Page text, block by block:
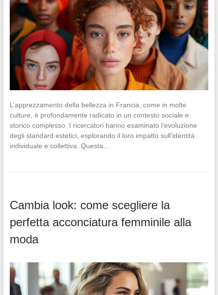
L’apprezzamento della bellezza in Francia, come in molte
culture, è profondamente radicato in un contesto sociale e
storico complesso. I ricercatori hanno esaminato l’evoluzione
degli standard estetici, esplorando il loro impatto sull’identità
individuale e collettiva. Questa…
Cambia look: come scegliere la
perfetta acconciatura femminile alla
moda